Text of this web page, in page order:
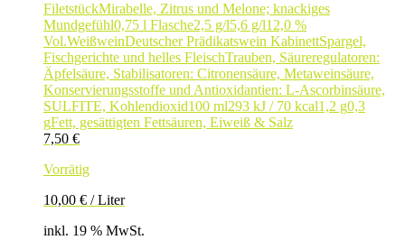
FiletstückMirabelle, Zitrus und Melone; knackiges
Mundgefühl0,75 l Flasche2,5 g/l5,6 g/l12,0 %
Vol.WeißweinDeutscher Prädikatswein KabinettSpargel,
Fischgerichte und helles FleischTrauben, Säureregulatoren:
Äpfelsäure, Stabilisatoren: Citronensäure, Metaweinsäure,
Konservierungsstoffe und Antioxidantien: L-Ascorbinsäure,
SULFITE, Kohlendioxid100 ml293 kJ / 70 kcal1,2 g0,3
gFett, gesättigten Fettsäuren, Eiweiß & Salz
7,50 €
Vorrätig
10,00 € /Liter
inkl. 19 % MwSt.